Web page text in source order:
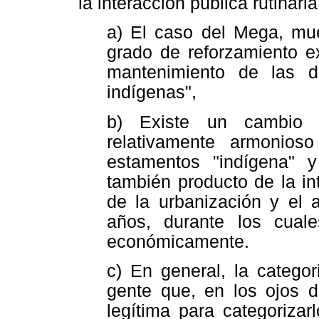
a) El caso del Mega,
grado de reforzamiento
mantenimiento de las
indígenas",
b) Existe un cambio
relativamente
estamentos "indígena"
también producto de la
de la urbanización y el
años, durante los
económicamente.
c) En general, la
gente que, en los ojos
legítima para